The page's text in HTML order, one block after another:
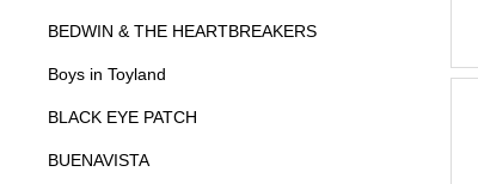
BEDWIN & THE HEARTBREAKERS
Boys in Toyland
BLACK EYE PATCH
BUENAVISTA